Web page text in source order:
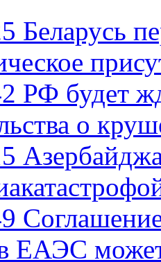
Беларусь
РФ будет
о
ЕАЭС